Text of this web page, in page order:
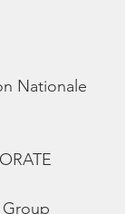
Nationale